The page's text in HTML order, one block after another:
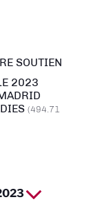
SOUTIEN
2023
(494.71